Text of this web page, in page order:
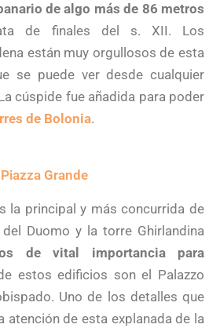
de algo más de 86 metros
de finales del s. XII. Los
están muy orgullosos de esta
se puede ver desde cualquier
cúspide fue añadida para poder
de Bolonia.
Piazza Grande
la principal y más concurrida de
Duomo y la torre Ghirlandina
de vital importancia para
estos edificios son el Palazzo
Uno de los detalles que
atención de esta explanada de la